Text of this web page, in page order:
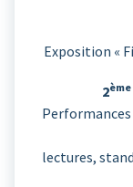
Exposition «
2ème
lectures,